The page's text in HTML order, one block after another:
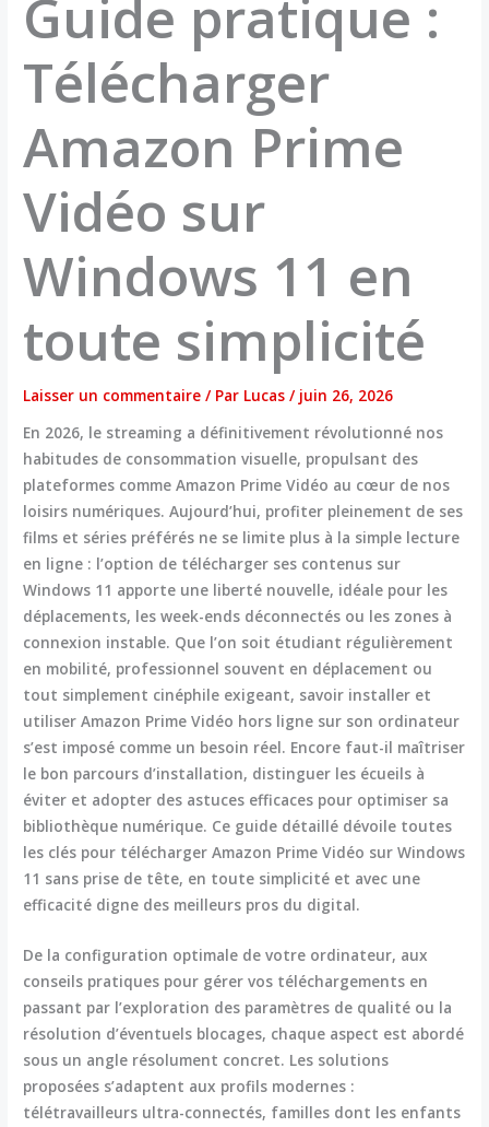
Guide pratique :
Télécharger
Amazon Prime
Vidéo sur
Windows 11 en
toute simplicité
Laisser un commentaire / Par Lucas/ juin 26, 2026
En 2026, le streaming a définitivement révolutionné nos
habitudes de consommation visuelle, propulsant des
plateformes comme Amazon Prime Vidéo au cœur de nos
loisirs numériques. Aujourd’hui, profiter pleinement de ses
films et séries préférés ne se limite plus à la simple lecture
en ligne : l’option de télécharger ses contenus sur
Windows 11 apporte une liberté nouvelle, idéale pour les
déplacements, les week-ends déconnectés ou les zones à
connexion instable. Que l’on soit étudiant régulièrement
en mobilité, professionnel souvent en déplacement ou
tout simplement cinéphile exigeant, savoir installer et
utiliser Amazon Prime Vidéo hors ligne sur son ordinateur
s’est imposé comme un besoin réel. Encore faut-il maîtriser
le bon parcours d’installation, distinguer les écueils à
éviter et adopter des astuces efficaces pour optimiser sa
bibliothèque numérique. Ce guide détaillé dévoile toutes
les clés pour télécharger Amazon Prime Vidéo sur Windows
11 sans prise de tête, en toute simplicité et avec une
efficacité digne des meilleurs pros du digital.
De la configuration optimale de votre ordinateur, aux
conseils pratiques pour gérer vos téléchargements en
passant par l’exploration des paramètres de qualité ou la
résolution d’éventuels blocages, chaque aspect est abordé
sous un angle résolument concret. Les solutions
proposées s’adaptent aux profils modernes :
télétravailleurs ultra-connectés, familles dont les enfants